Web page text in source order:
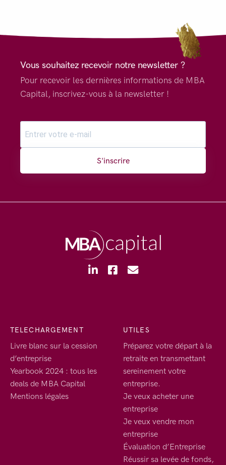
Vous souhaitez recevoir notre newsletter ?
Pour recevoir les dernières informations de MBA
Capital, inscrivez-vous à la newsletter !
S'inscrire
TELECHARGEMENT
Livre blanc sur la cession
d’entreprise
Yearbook 2024 : tous les
deals de MBA Capital
Mentions légales
UTILES
Préparez votre départ à la
retraite en transmettant
sereinement votre
entreprise.
Je veux acheter une
entreprise
Je veux vendre mon
entreprise
Évaluation d’Entreprise
Réussir sa levée de fonds,